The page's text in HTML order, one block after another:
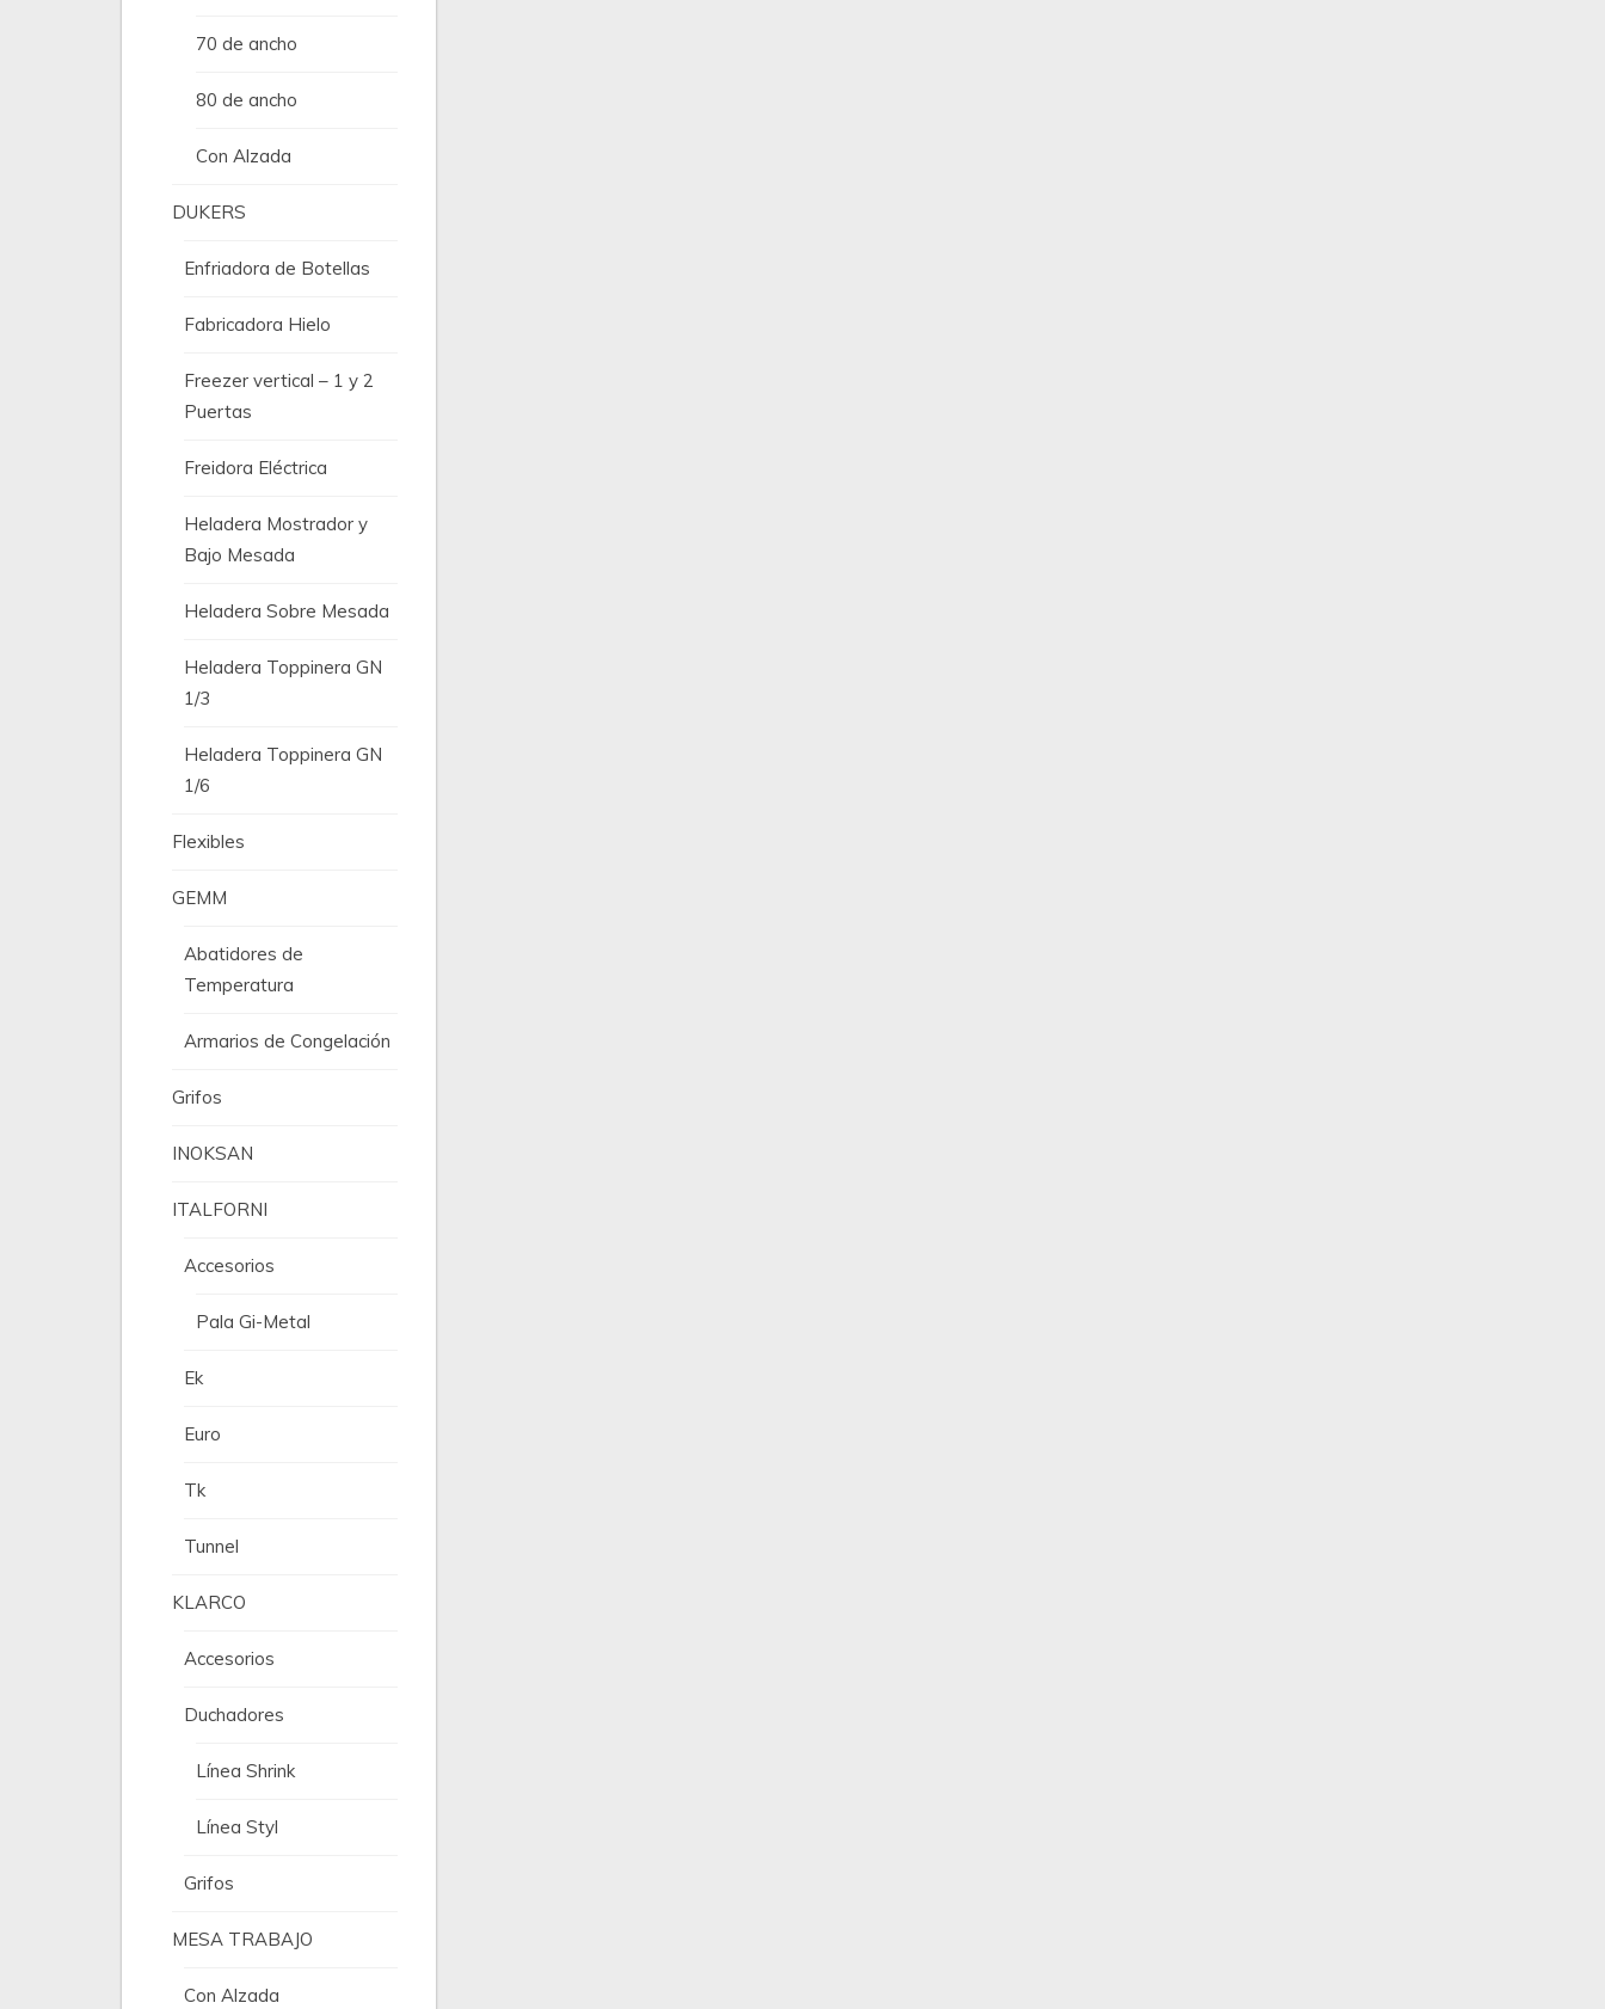
70 de ancho
80 de ancho
Con Alzada
DUKERS
Enfriadora de Botellas
Fabricadora Hielo
Freezer vertical – 1 y 2
Puertas
Freidora Eléctrica
Heladera Mostrador y
Bajo Mesada
Heladera Sobre Mesada
Heladera Toppinera GN
1/3
Heladera Toppinera GN
1/6
Flexibles
GEMM
Abatidores de
Temperatura
Armarios de Congelación
Grifos
INOKSAN
ITALFORNI
Accesorios
Pala Gi-Metal
Ek
Euro
Tk
Tunnel
KLARCO
Accesorios
Duchadores
Línea Shrink
Línea Styl
Grifos
MESA TRABAJO
Con Alzada